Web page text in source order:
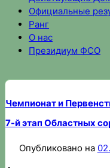
Официальные
Ранг
О нас
Президиум ФСО
Чемпионат и
7-й этап Областных
Опубликовано на